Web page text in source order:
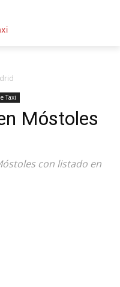
Taxi
Móstoles
con listado en